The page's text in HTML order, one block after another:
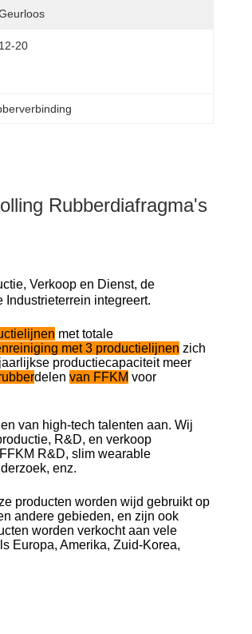
12-20
Rubberdiafragma's
Verkoop en Dienst, de
integreert.
met totale
met 3 productielijnen zich
productiecapaciteit meer
delen van FFKM voor
van high-tech talenten aan. Wij
R&D, en verkoop
R&D, slim wearable
enz.
producten worden wijd gebruikt op
andere gebieden, en zijn ook
worden verkocht aan vele
Europa, Amerika, Zuid-Korea,